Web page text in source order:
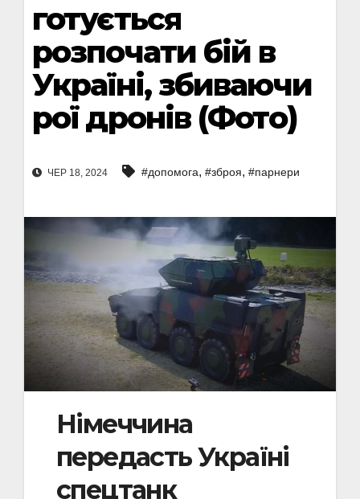
готується
розпочати бій в
Україні, збиваючи
рої дронів (Фото)
ЧЕР 18, 2024 #допомога, #зброя, #парнери
Німеччина
передасть Україні
спецтанк